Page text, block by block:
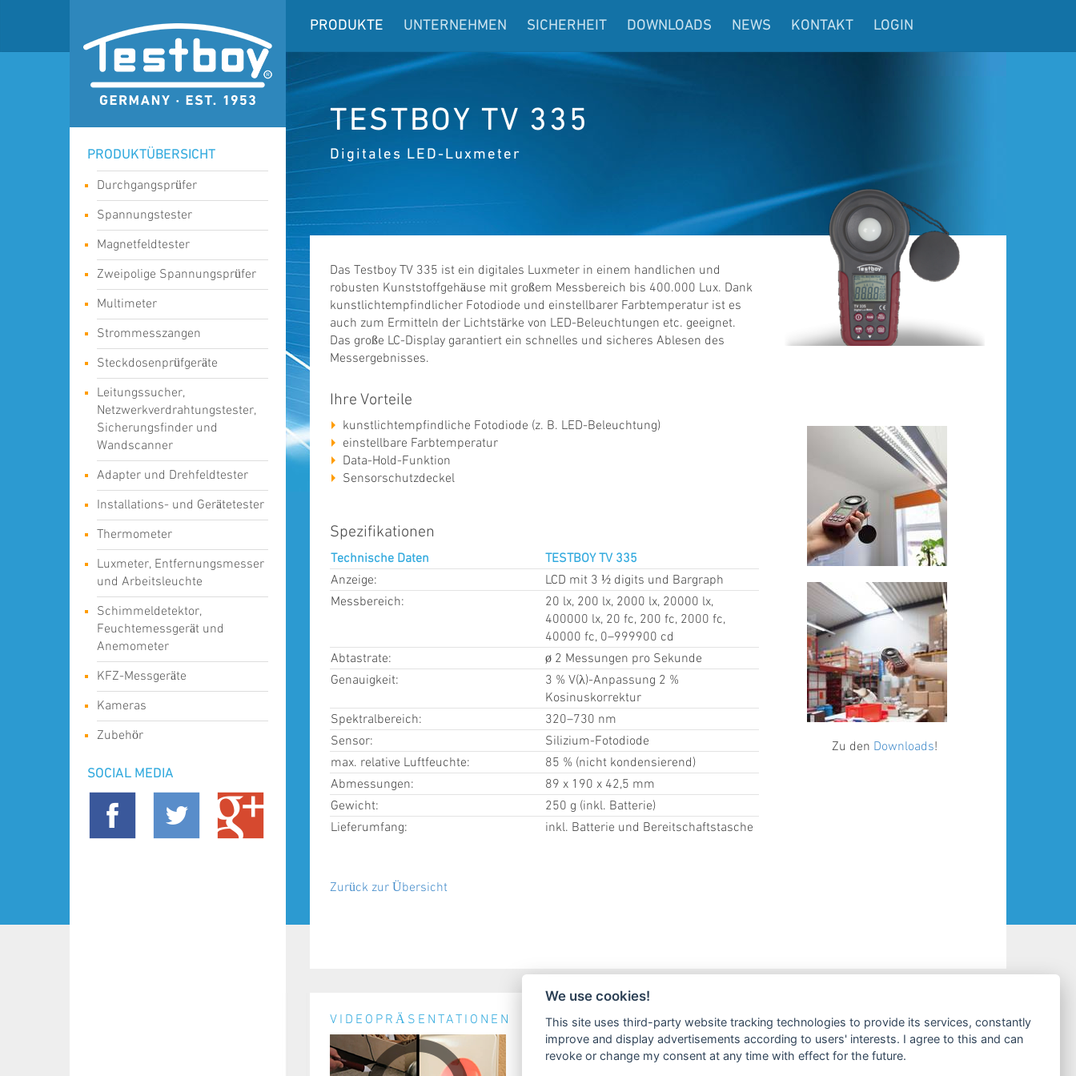
PRODUKTE UNTERNEHMEN SICHERHEIT DOWNLOADS NEWS KONTAKT LOGIN
PRODUKTÜBERSICHT
Durchgangsprüfer
Spannungstester
Magnetfeldtester
Zweipolige Spannungsprüfer
Multimeter
Strommesszangen
Steckdosenprüfgeräte
Leitungssucher,
Netzwerkverdrahtungstester,
Sicherungsfinder und
Wandscanner
Adapter und Drehfeldtester
Installations- und Gerätetester
Thermometer
Luxmeter, Entfernungsmesser
und Arbeitsleuchte
Schimmeldetektor,
Feuchtemessgerät und
Anemometer
KFZ-Messgeräte
Kameras
Zubehör
SOCIAL MEDIA
TESTBOY TV 335
Digitales LED-Luxmeter
Das Testboy TV 335 ist ein digitales Luxmeter in einem handlichen und
robusten Kunststoffgehäuse mit großem Messbereich bis 400.000 Lux. Dank
kunstlichtempfindlicher Fotodiode und einstellbarer Farbtemperatur ist es
auch zum Ermitteln der Lichtstärke von LED-Beleuchtungen etc. geeignet.
Das große LC-Display garantiert ein schnelles und sicheres Ablesen des
Messergebnisses.
Ihre Vorteile
kunstlichtempfindliche Fotodiode (z. B. LED-Beleuchtung)
einstellbare Farbtemperatur
Data-Hold-Funktion
Sensorschutzdeckel
Spezifikationen
Technische Daten
TESTBOY TV 335
Anzeige:
LCD mit 3 ½ digits und Bargraph
Messbereich:
20 lx, 200 lx, 2000 lx, 20000 lx,
400000 lx, 20 fc, 200 fc, 2000 fc,
40000 fc, 0–999900 cd
Abtastrate:
ø 2 Messungen pro Sekunde
Genauigkeit:
3 % V(λ)-Anpassung 2 %
Kosinuskorrektur
Spektralbereich:
320–730 nm
Sensor:
Silizium-Fotodiode
max. relative Luftfeuchte:
85 % (nicht kondensierend)
Abmessungen:
89 x 190 x 42,5 mm
Gewicht:
250 g (inkl. Batterie)
Lieferumfang:
inkl. Batterie und Bereitschaftstasche
Zu den Downloads!
Zurück zur Übersicht
VIDEOPRÄSENTATIONEN NEWS & TERMINE
Keine Nachrichten verfügbar.
KONTAKT & SERVICE
Kundenservice
We use cookies!
This site uses third-party website tracking technologies to provide its services, constantly
improve and display advertisements according to users' interests. I agree to this and can
revoke or change my consent at any time with effect for the future.